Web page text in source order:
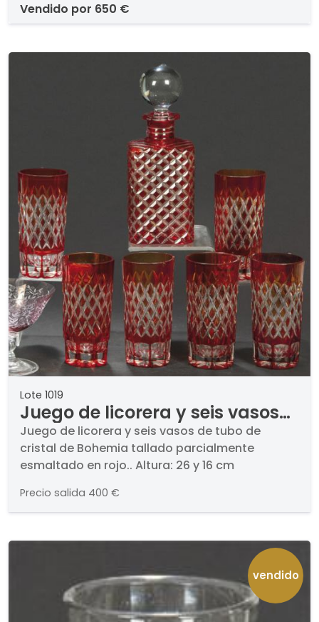
vendido por 650 €
Lote 1019
Juego de licorera y seis vasos
de tubo de cristal de Bohemia
tallado parcialmente
esmaltado en rojo.
Juego de licorera y seis vasos de tubo de
cristal de Bohemia tallado parcialmente
esmaltado en rojo.. Altura: 26 y 16 cm
Precio salida 400 €
vendido